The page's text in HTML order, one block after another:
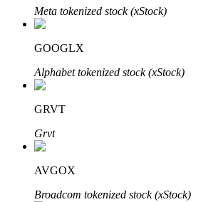
Uzun vadeli kâr ve esnek çıkarlar elde edin
Meta tokenized stock (xStock)
GOOGLX
Alphabet tokenized stock (xStock)
GRVT
Grvt
AVGOX
Broadcom tokenized stock (xStock)